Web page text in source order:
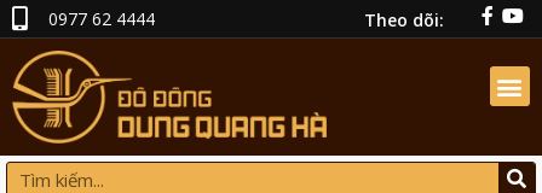
0977 62 4444 Theo dõi: